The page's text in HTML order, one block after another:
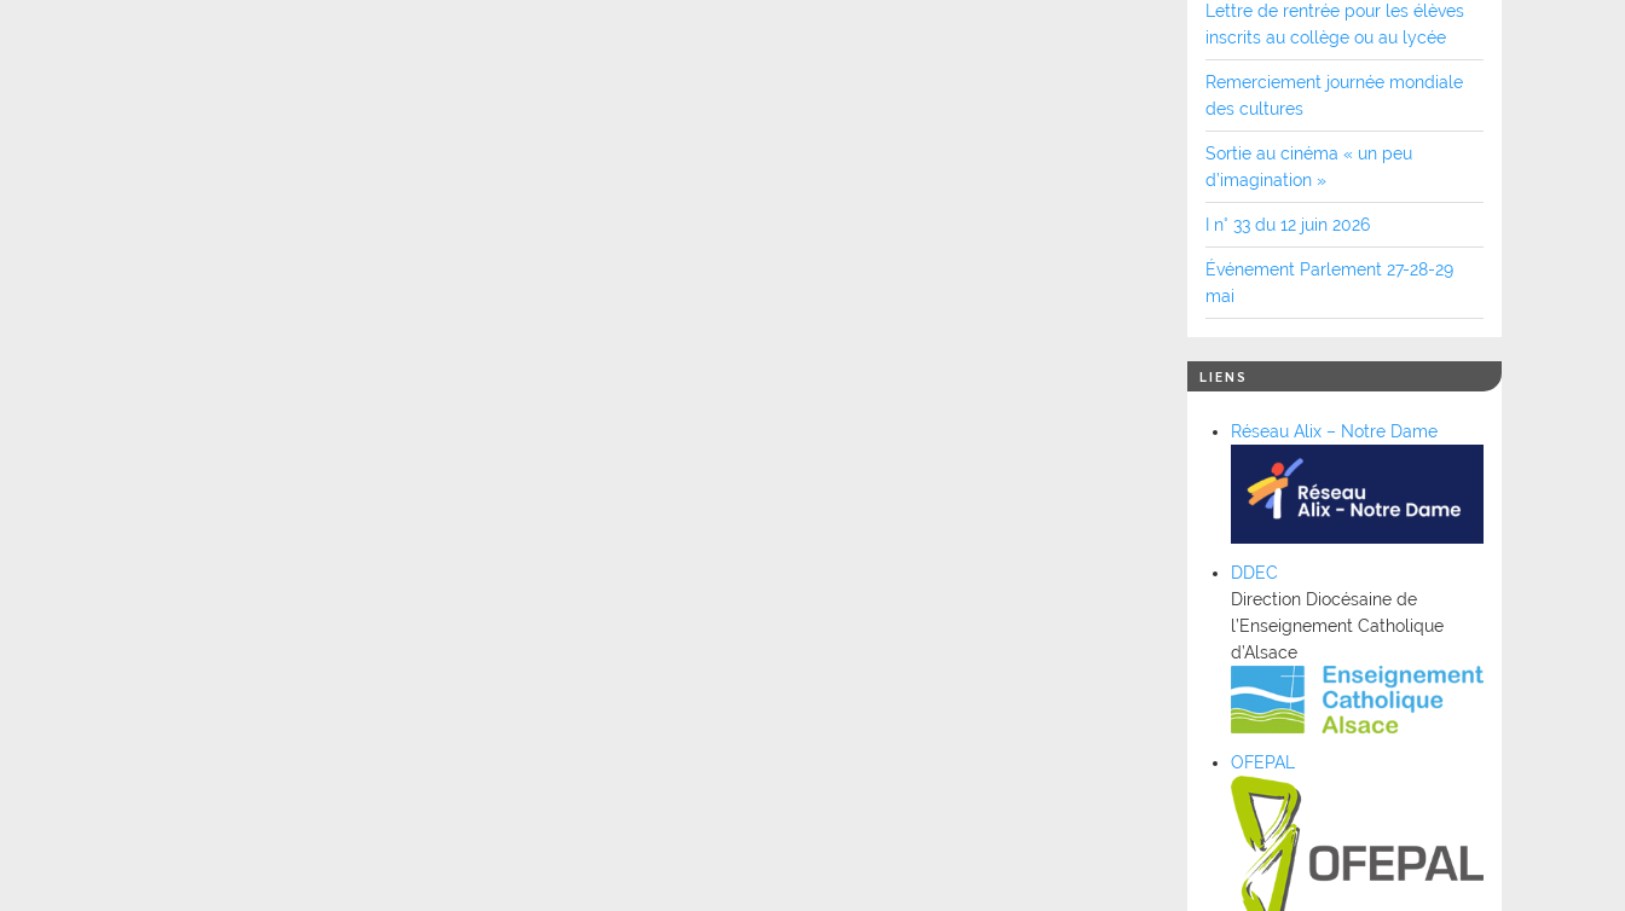
Lettre de rentrée pour les élèves
inscrits au collège ou au lycée
Remerciement journée mondiale
des cultures
Sortie au cinéma « un peu
d’imagination »
I n° 33 du 12 juin 2026
Événement Parlement 27-28-29
mai
LIENS
Réseau Alix – Notre Dame
DDEC
Direction Diocésaine de
l’Enseignement Catholique
d’Alsace
OFEPAL